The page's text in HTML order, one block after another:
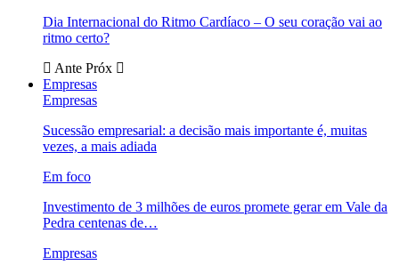
Dia Internacional do Ritmo Cardíaco – O seu coração vai ao
ritmo certo?
Ante Próx
Empresas
Empresas
Sucessão empresarial: a decisão mais importante é, muitas
vezes, a mais adiada
Em foco
Investimento de 3 milhões de euros promete gerar em Vale da
Pedra centenas de…
Empresas